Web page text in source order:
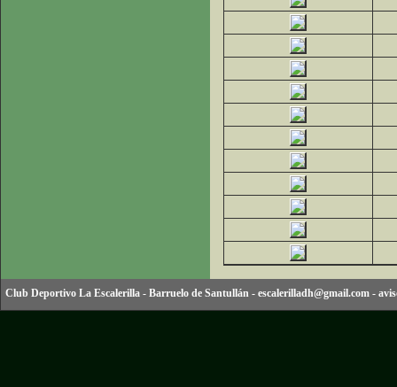
Club Deportivo La Escalerilla - Barruelo de Santullán - escalerilladh@gmail.com -